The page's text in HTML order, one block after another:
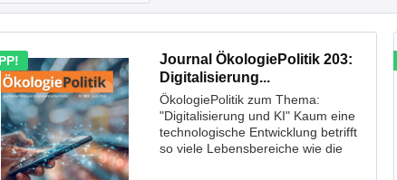
Journal ÖkologiePolitik 203:
Digitalisierung...
ÖkologiePolitik zum Thema:
"Digitalisierung und KI" Kaum eine
technologische Entwicklung betrifft
so viele Lebensbereiche wie die